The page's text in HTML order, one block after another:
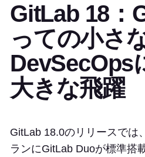
GitLab 18：
っての小さ
DevSecOps
大きな飛躍
GitLab 18.0のリリースでは
ランにGitLab Duoが標準搭